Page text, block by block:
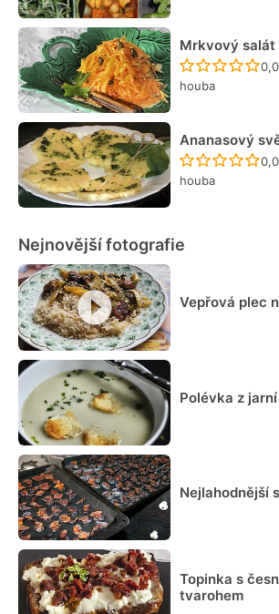
Mrkvový salát
0,0
houba
Ananasový
0,0
houba
Nejnovější fotografie
Vepřová plec
Polévka z
Nejlahodnější
Topinka s
tvarohem